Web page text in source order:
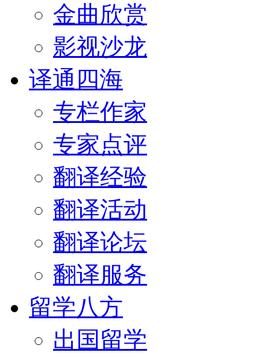
金曲欣赏
影视沙龙
译通四海
专栏作家
专家点评
翻译经验
翻译活动
翻译论坛
翻译服务
留学八方
出国留学